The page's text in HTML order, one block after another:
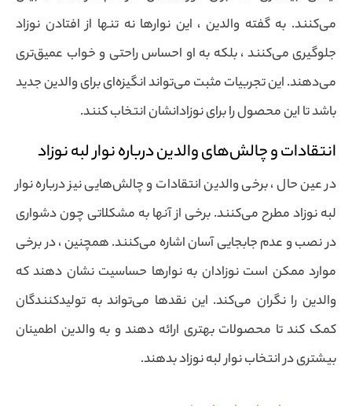
می‌کنند. به گفته والدین ، این نوارها نه تنها از افتادن نوزاد
جلوگیری می‌کنند ، بلکه به او احساس راحتی و خواب عمیق‌تری
می‌دهند. این تجربیات مثبت می‌تواند انگیزه‌ای برای والدین جدید
باشد تا این محصول را برای نوزادانشان انتخاب کنند.
انتقادات و چالش‌های والدین درباره نوار لبه نوزاد
در عین حال ، برخی والدین انتقادات و چالش‌هایی نیز درباره نوار
لبه نوزاد مطرح می‌کنند. برخی از آنها به مشکلاتی چون دشواری
در نصب و عدم جابجایی آسان اشاره می‌کنند. همچنین ، در برخی
موارد ممکن است نوزادان به نوارها حساسیت نشان دهند که
والدین را نگران می‌کند. این نقدها می‌تواند به تولیدکنندگان
کمک کند تا محصولات بهتری ارائه دهند و به والدین اطمینان
بیشتری در انتخاب نوار لبه نوزاد بدهند.